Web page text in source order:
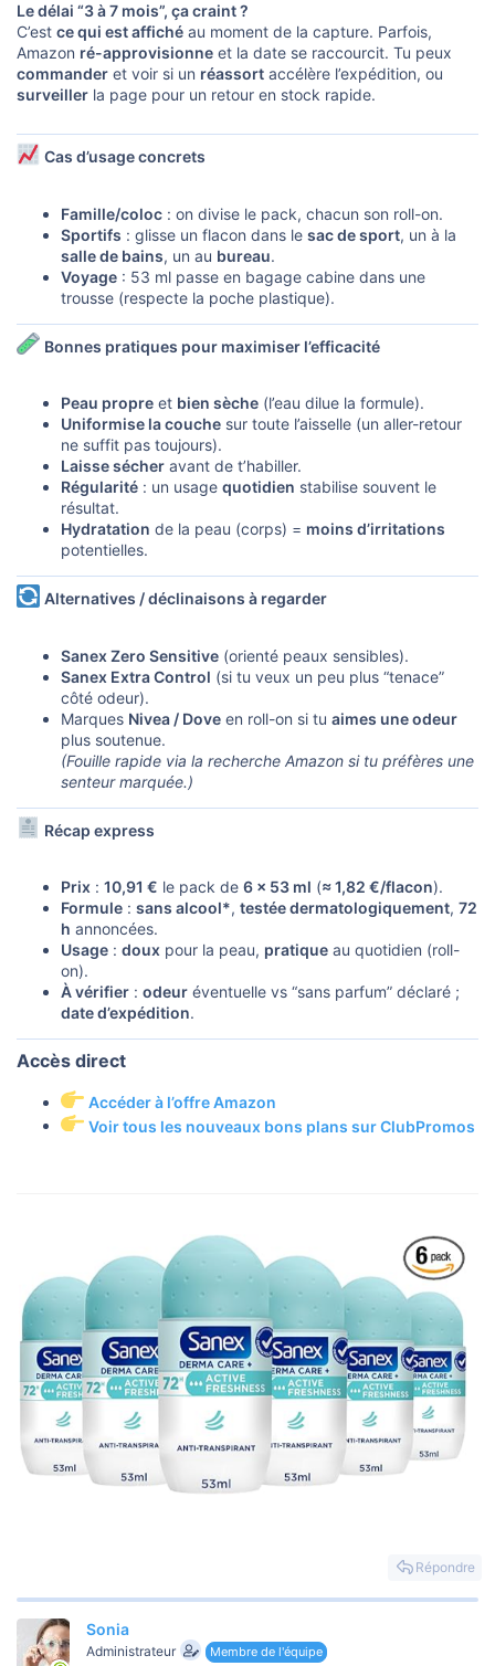
Le délai “3 à 7 mois”, ça craint ?
C’est ce qui est affiché au moment de la capture. Parfois,
Amazon ré-approvisionne et la date se raccourcit. Tu peux
commander et voir si un réassort accélère l’expédition, ou
surveiller la page pour un retour en stock rapide.
Cas d’usage concrets
Famille/coloc : on divise le pack, chacun son roll-on.
Sportifs : glisse un flacon dans le sac de sport, un à la
salle de bains, un au bureau.
Voyage : 53 ml passe en bagage cabine dans une
trousse (respecte la poche plastique).
Bonnes pratiques pour maximiser l’efficacité
Peau propre et bien sèche (l’eau dilue la formule).
Uniformise la couche sur toute l’aisselle (un aller-retour
ne suffit pas toujours).
Laisse sécher avant de t’habiller.
Régularité : un usage quotidien stabilise souvent le
résultat.
Hydratation de la peau (corps) = moins d’irritations
potentielles.
Alternatives / déclinaisons à regarder
Sanex Zero Sensitive (orienté peaux sensibles).
Sanex Extra Control (si tu veux un peu plus “tenace”
côté odeur).
Marques Nivea / Dove en roll-on si tu aimes une odeur
plus soutenue.
(Fouille rapide via la recherche Amazon si tu préfères une
senteur marquée.)
Récap express
Prix : 10,91 € le pack de 6 × 53 ml (≈ 1,82 €/flacon).
Formule : sans alcool*, testée dermatologiquement, 72
h annoncées.
Usage : doux pour la peau, pratique au quotidien (roll-
on).
À vérifier : odeur éventuelle vs “sans parfum” déclaré ;
date d’expédition.
Accès direct​
Accéder à l’offre Amazon
Voir tous les nouveaux bons plans sur ClubPromos
Répondre
Sonia
Administrateur Membre de l'équipe